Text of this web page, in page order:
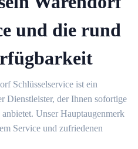
und die rund
Schlüsselservice ist ein
Dienstleister, der Ihnen sofortige
Unser Hauptaugenmerk
Service und zufriedenen